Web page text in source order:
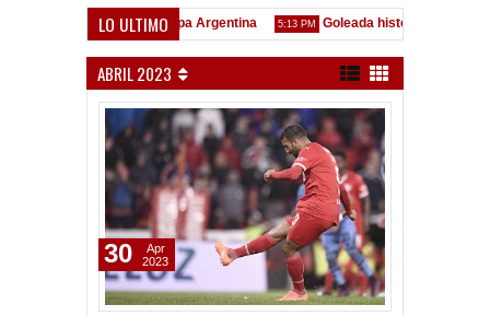
LO ULTIMO
confirmado en la Copa Argentina 5:13 PM
Goleada histórica de la Reserva
ABRIL 2023
30
Apr
2023